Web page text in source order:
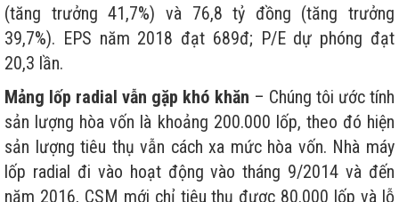
(tăng trưởng 41,7%) và 76,8 tỷ đồng (tăng trưởng
39,7%). EPS năm 2018 đạt 689đ; P/E dự phóng đạt
20,3 lần.
Mảng lốp radial vẫn gặp khó khăn – Chúng tôi ước tính
sản lượng hòa vốn là khoảng 200.000 lốp, theo đó hiện
sản lượng tiêu thụ vẫn cách xa mức hòa vốn. Nhà máy
lốp radial đi vào hoạt động vào tháng 9/2014 và đến
năm 2016, CSM mới chỉ tiêu thụ được 80.000 lốp và lỗ